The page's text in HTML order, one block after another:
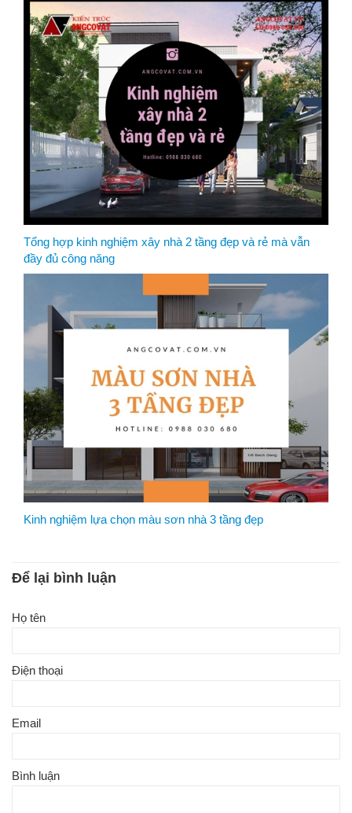
Tổng hợp kinh nghiệm xây nhà 2 tầng đẹp và rẻ mà vẫn
đầy đủ công năng
Kinh nghiệm lựa chọn màu sơn nhà 3 tầng đẹp
Để lại bình luận
Họ tên
Điện thoại
Email
Bình luận